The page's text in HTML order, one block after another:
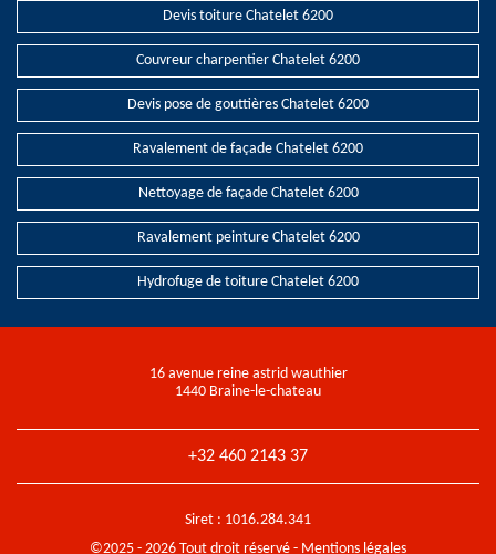
Devis toiture Chatelet 6200
Couvreur charpentier Chatelet 6200
Devis pose de gouttières Chatelet 6200
Ravalement de façade Chatelet 6200
Nettoyage de façade Chatelet 6200
Ravalement peinture Chatelet 6200
Hydrofuge de toiture Chatelet 6200
16 avenue reine astrid wauthier
1440 Braine-le-chateau
+32 460 2143 37
Siret : 1016.284.341
©2025 - 2026 Tout droit réservé - Mentions légales